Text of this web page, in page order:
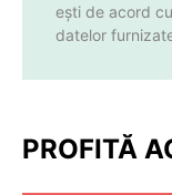
ești de acord
datelor
PROFITĂ